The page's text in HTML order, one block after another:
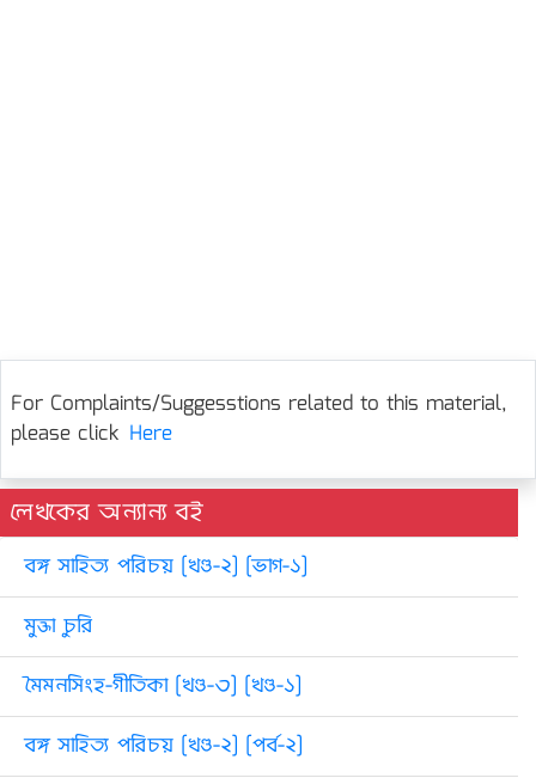
For Complaints/Suggesstions related to this material,
please click Here
লেখকের অন্যান্য বই
বঙ্গ সাহিত্য পরিচয় [খণ্ড-২] [ভাগ-১]
মুক্তা চুরি
মৈমনসিংহ-গীতিকা [খণ্ড-৩] [খণ্ড-১]
বঙ্গ সাহিত্য পরিচয় [খণ্ড-২] [পর্ব-২]